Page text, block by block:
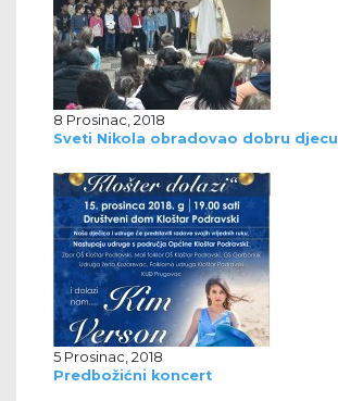
8 Prosinac, 2018
Sveti Nikola obradovao dobru djecu
5 Prosinac, 2018
Predbožićni koncert